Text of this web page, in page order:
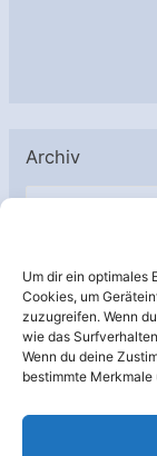
Um dir ein optimales
Cookies, um
zuzugreifen. Wenn
wie das
Wenn du deine
bestimmte
Archiv
A
h
i
v
Unterstützt